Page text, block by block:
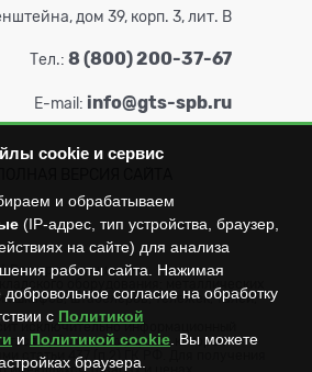
дом 39, корп. 3, лит. В
Тел.: 8 (800) 200-37-67
E-mail: info@gts-spb.ru
Все права защищены.
оборудования: металлических
шкафов, штабелеров, тележек, талей,
исключительно информационный
публичной офертой, которая
статьи 437 (п.2) ГК РФ. Для получения
cookie и сервис
и обрабатываем
(IP-адрес, тип устройства, браузер,
на сайте) для анализа
работы сайта. Нажимая
согласие на обработку
с Политикой
и Политикой cookie . Вы можете
браузера.